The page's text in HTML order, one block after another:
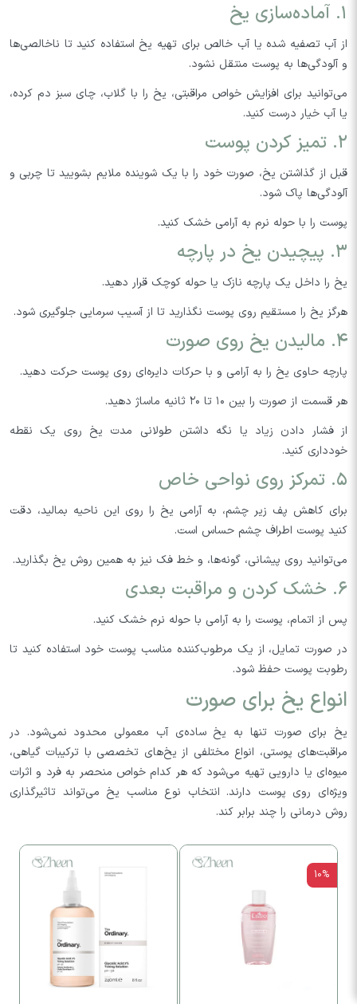
۱. آماده‌سازی یخ
از آب تصفیه شده یا آب خالص برای تهیه یخ استفاده کنید تا ناخالصی‌ها
و آلودگی‌ها به پوست منتقل نشود.
می‌توانید برای افزایش خواص مراقبتی، یخ را با گلاب، چای سبز دم کرده،
یا آب خیار درست کنید.
۲. تمیز کردن پوست
قبل از گذاشتن یخ، صورت خود را با یک شوینده ملایم بشویید تا چربی و
آلودگی‌ها پاک شود.
پوست را با حوله نرم به آرامی خشک کنید.
۳. پیچیدن یخ در پارچه
یخ را داخل یک پارچه نازک یا حوله کوچک قرار دهید.
هرگز یخ را مستقیم روی پوست نگذارید تا از آسیب سرمایی جلوگیری شود.
۴. مالیدن یخ روی صورت
پارچه حاوی یخ را به آرامی و با حرکات دایره‌ای روی پوست حرکت دهید.
هر قسمت از صورت را بین ۱۰ تا ۲۰ ثانیه ماساژ دهید.
از فشار دادن زیاد یا نگه داشتن طولانی مدت یخ روی یک نقطه
خودداری کنید.
۵. تمرکز روی نواحی خاص
برای کاهش پف زیر چشم، به آرامی یخ را روی این ناحیه بمالید، دقت
کنید پوست اطراف چشم حساس است.
می‌توانید روی پیشانی، گونه‌ها، و خط فک نیز به همین روش یخ بگذارید.
۶. خشک کردن و مراقبت بعدی
پس از اتمام، پوست را به آرامی با حوله نرم خشک کنید.
در صورت تمایل، از یک مرطوب‌کننده مناسب پوست خود استفاده کنید تا
رطوبت پوست حفظ شود.
انواع یخ برای صورت
یخ برای صورت تنها به یخ ساده‌ی آب معمولی محدود نمی‌شود. در
مراقبت‌های پوستی، انواع مختلفی از یخ‌های تخصصی با ترکیبات گیاهی،
میوه‌ای یا دارویی تهیه می‌شود که هر کدام خواص منحصر به فرد و اثرات
ویژه‌ای روی پوست دارند. انتخاب نوع مناسب یخ می‌تواند تاثیرگذاری
روش درمانی را چند برابر کند.
10%